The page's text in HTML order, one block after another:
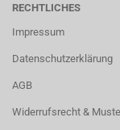
RECHTLICHES
Impressum
Datenschutzerklärung
AGB
Widerrufsrecht &